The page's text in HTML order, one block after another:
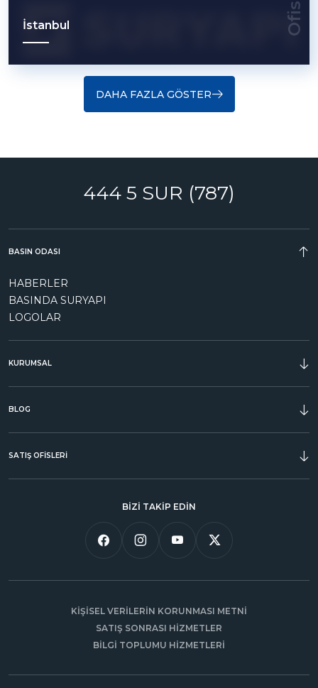
Ofis
İstanbul
DAHA FAZLA GÖSTER
444 5 SUR (787)
BİZİ TAKİP EDİN
BASIN ODASI
HABERLER
BASINDA SURYAPI
LOGOLAR
KURUMSAL
BLOG
SATIŞ OFİSLERİ
KİŞİSEL VERİLERİN KORUNMASI METNİ
SATIŞ SONRASI HİZMETLER
BİLGİ TOPLUMU HİZMETLERİ